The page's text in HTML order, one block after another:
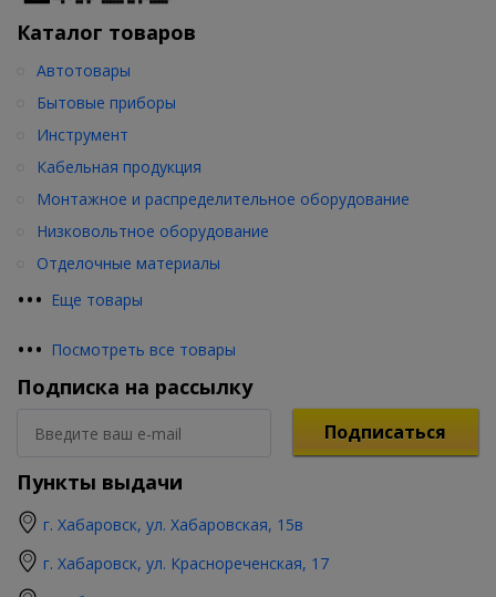
Каталог товаров
••• Еще товары
Автотовары
Бытовые приборы
Инструмент
Кабельная продукция
Монтажное и распределительное оборудование
Низковольтное оборудование
Отделочные материалы
••• Посмотреть все товары
Подписка на рассылку
Подписаться
Пункты выдачи
г. Хабаровск, ул. Хабаровская, 15в
г. Хабаровск, ул. Краснореченская, 17